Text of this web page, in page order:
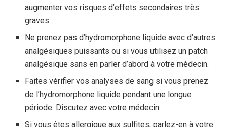
augmenter vos risques d’effets secondaires très
graves.
Ne prenez pas d’hydromorphone liquide avec d’autres
analgésiques puissants ou si vous utilisez un patch
analgésique sans en parler d’abord à votre médecin.
Faites vérifier vos analyses de sang si vous prenez
de l’hydromorphone liquide pendant une longue
période. Discutez avec votre médecin.
Si vous êtes allergique aux sulfites, parlez-en à votre